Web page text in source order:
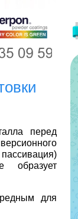
перед
образует
для